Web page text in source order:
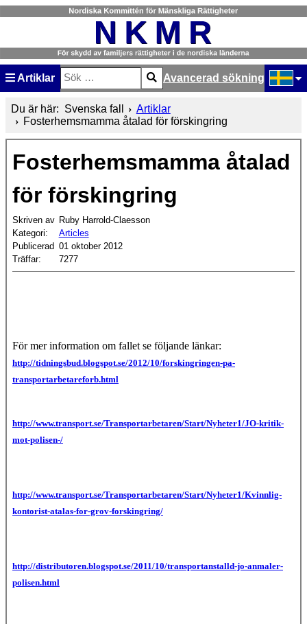
Artiklar
Sök
Type 2 or more characters for results.
Avancerad sökning
Du är här: Svenska fall
Artiklar
Fosterhemsmamma åtalad för förskingring
Fosterhemsmamma åtalad
för förskingring
Skriven av Ruby Harrold-Claesson
Kategori:
Articles
Publicerad 01 oktober 2012
Träffar:
7277
För mer information om fallet se följande länkar:
http://tidningsbud.blogspot.se/2012/10/forskingringen-pa-
transportarbetareforb.html
http://www.transport.se/Transportarbetaren/Start/Nyheter1/JO-kritik-
mot-polisen-/
http://www.transport.se/Transportarbetaren/Start/Nyheter1/Kvinnlig-
kontorist-atalas-for-grov-forskingring/
http://distributoren.blogspot.se/2011/10/transportanstalld-jo-anmaler-
polisen.html